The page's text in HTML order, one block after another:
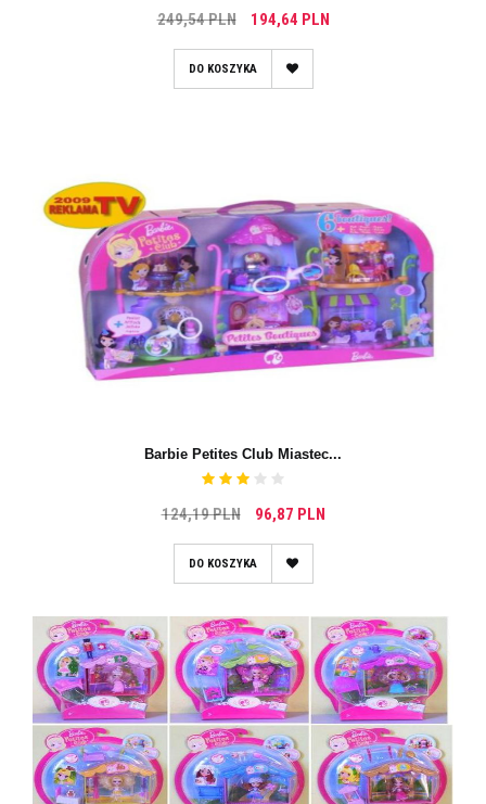
249,54 PLN 194,64 PLN
DO KOSZYKA
Barbie Petites Club Miastec...
124,19 PLN 96,87 PLN
DO KOSZYKA